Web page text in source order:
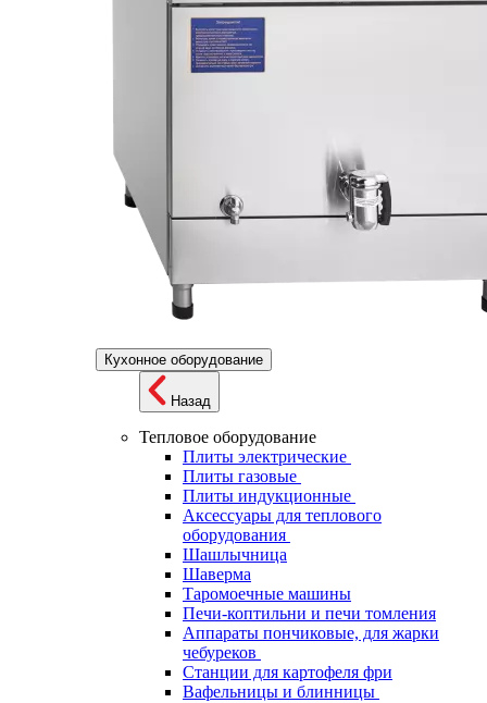
Кухонное оборудование
Назад
Тепловое оборудование
Плиты электрические
Плиты газовые
Плиты индукционные
Аксессуары для теплового
оборудования
Шашлычница
Шаверма
Таромоечные машины
Печи-коптильни и печи томления
Аппараты пончиковые, для жарки
чебуреков
Станции для картофеля фри
Вафельницы и блинницы